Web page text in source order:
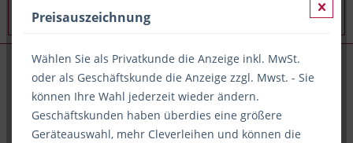
Canon PIXMA MG7753
Alle Artikel zu Canon PIXMA MG7753
Preisauszeichnung
Wählen Sie als Privatkunde die Anzeige inkl. MwSt.
oder als Geschäftskunde die Anzeige zzgl. Mwst. - Sie
können Ihre Wahl jederzeit wieder ändern.
Geschäftskunden haben überdies eine größere
Geräteauswahl, mehr Cleverleihen und können die